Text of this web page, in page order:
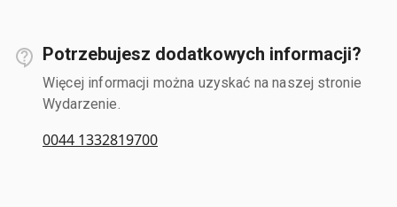
Potrzebujesz dodatkowych informacji?
Więcej informacji można uzyskać na naszej stronie
Wydarzenie.
0044 1332819700